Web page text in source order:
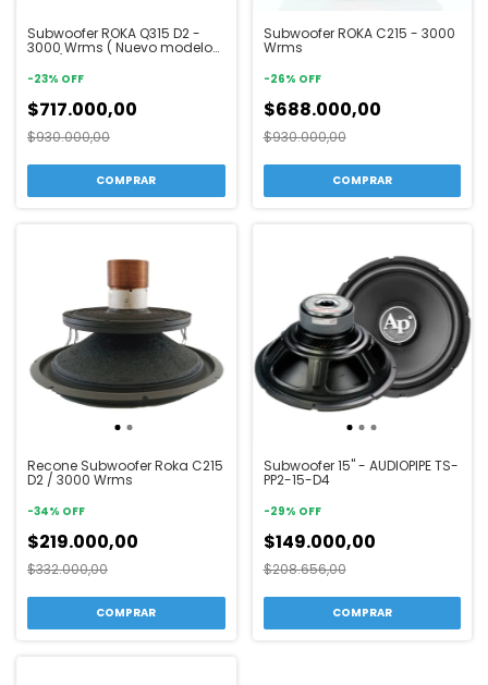
Subwoofer ROKA Q315 D2 -
3000 Wrms ( Nuevo modelo
-23% OFF
$717.000,00
$930.000,00
Subwoofer ROKA C215 - 3000
Wrms
-26% OFF
$688.000,00
$930.000,00
COMPRAR
Recone Subwoofer Roka C215
D2 / 3000 Wrms
-34% OFF
$219.000,00
$332.000,00
Subwoofer 15" - AUDIOPIPE TS-
PP2-15-D4
-29% OFF
$149.000,00
$208.656,00